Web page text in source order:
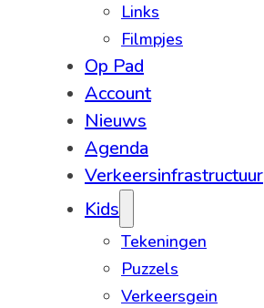
Links
Filmpjes
Op Pad
Account
Nieuws
Agenda
Verkeersinfrastructuur
Kids
Tekeningen
Puzzels
Verkeersgein